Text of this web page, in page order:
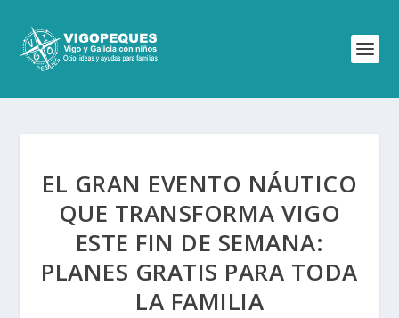
EL GRAN EVENTO NÁUTICO
QUE TRANSFORMA VIGO
ESTE FIN DE SEMANA:
PLANES GRATIS PARA TODA
LA FAMILIA